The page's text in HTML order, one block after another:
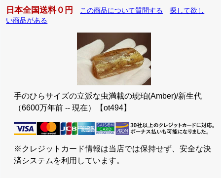
日本全国送料０円 この商品について質問する
探して欲し
い商品がある
手のひらサイズの立派な虫満載の琥珀(Amber)/新生代
（6600万年前 -- 現在）【ot494】
※クレジットカード情報は当店では保持せず、安全な決
済システムを利用しています。